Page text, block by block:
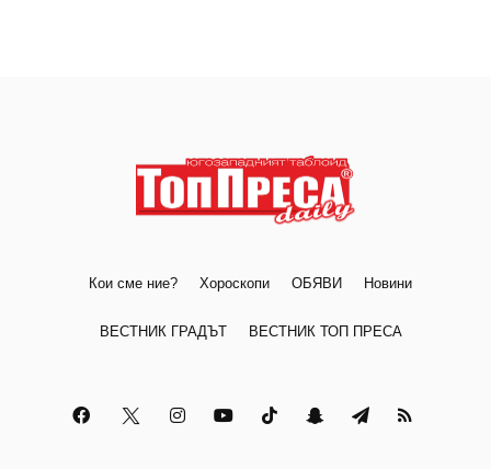
Кои сме ние? Хороскопи ОБЯВИ Новини
ВЕСТНИК ГРАДЪТ ВЕСТНИК ТОП ПРЕСА